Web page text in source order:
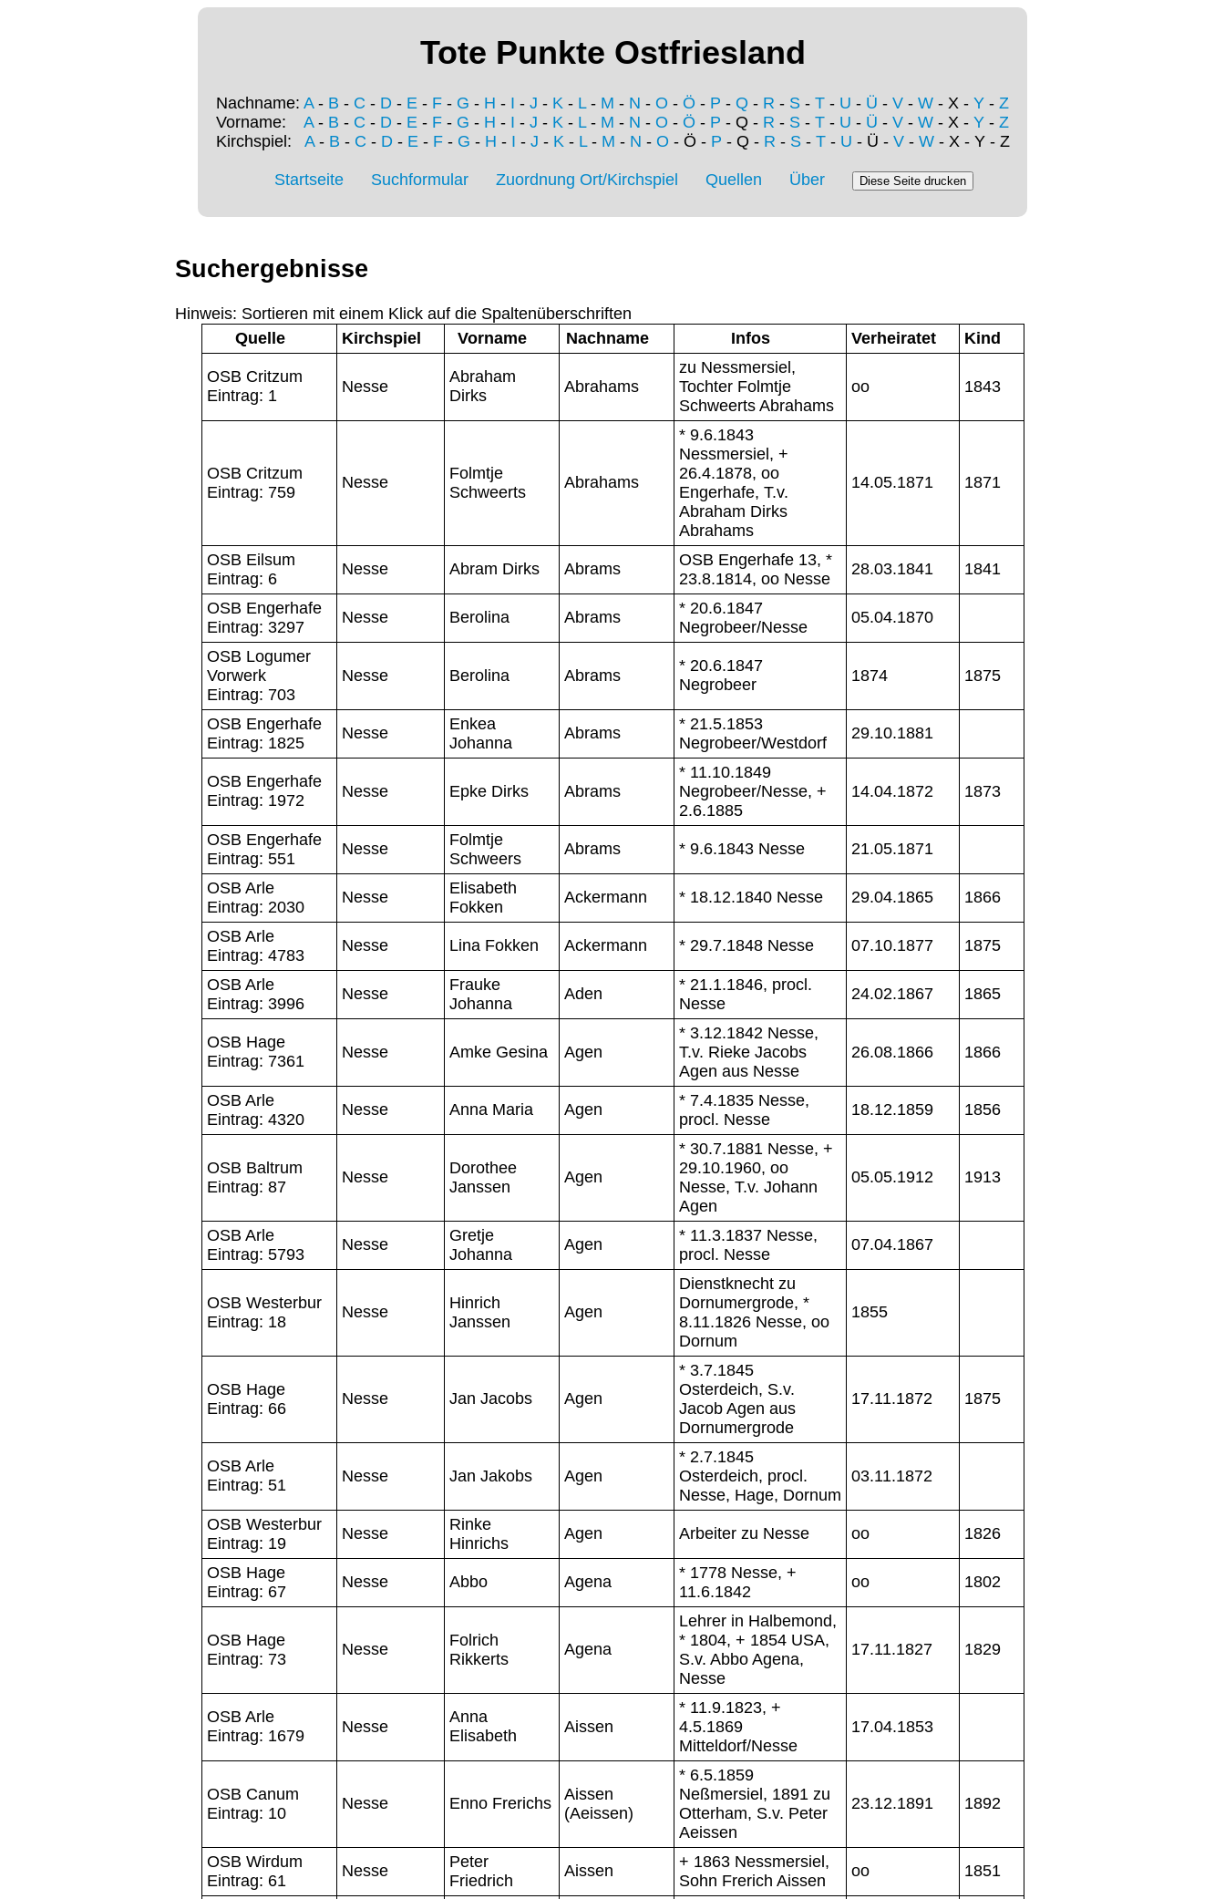
Tote Punkte Ostfriesland
Nachname: A- B - C - D - E - F - G - H - I - J - K - L- M - N - O - Ö - P - Q - R - S - T - U - Ü - V - W - X - Y - Z
Vorname: A- B - C - D - E - F - G - H - I - J - K - L- M - N - O - Ö - P - Q - R - S - T - U - Ü - V - W - X - Y - Z
Kirchspiel: A- B - C - D- E- F- G - H - I - J - K- L- M - N - O - Ö - P - Q - R - S- T- U - Ü - V- W- X - Y - Z
Startseite Suchformular Zuordnung Ort/Kirchspiel Quellen Über
Suchergebnisse
Hinweis: Sortieren mit einem Klick auf die Spaltenüberschriften
Quelle
Kirchspiel Vorname Nachname Infos Verheiratet Kind
OSB Critzum
Eintrag: 1
Nesse
Abraham
Dirks
Abrahams
zu Nessmersiel,
Tochter Folmtje
Schweerts Abrahams
oo 1843
OSB Critzum
Eintrag: 759
Nesse
Folmtje
Schweerts
Abrahams
* 9.6.1843
Nessmersiel, +
26.4.1878, oo
Engerhafe, T.v.
Abraham Dirks
Abrahams
14.05.1871 1871
OSB Eilsum
Eintrag: 6
Nesse Abram Dirks Abrams
OSB Engerhafe 13, *
23.8.1814, oo Nesse
28.03.1841 1841
OSB Engerhafe
Eintrag: 3297
Nesse Berolina Abrams
* 20.6.1847
Negrobeer/Nesse
05.04.1870
OSB Logumer
Vorwerk
Eintrag: 703
Nesse Berolina Abrams
* 20.6.1847
Negrobeer
1874 1875
OSB Engerhafe
Eintrag: 1825
Nesse
Enkea
Johanna
Abrams
* 21.5.1853
Negrobeer/Westdorf
29.10.1881
OSB Engerhafe
Eintrag: 1972
Nesse Epke Dirks Abrams
* 11.10.1849
Negrobeer/Nesse, +
2.6.1885
14.04.1872 1873
OSB Engerhafe
Eintrag: 551
Nesse
Folmtje
Schweers
Abrams * 9.6.1843 Nesse 21.05.1871
OSB Arle
Eintrag: 2030
Nesse
Elisabeth
Fokken
Ackermann * 18.12.1840 Nesse 29.04.1865 1866
OSB Arle
Eintrag: 4783
Nesse Lina Fokken Ackermann * 29.7.1848 Nesse 07.10.1877 1875
OSB Arle
Eintrag: 3996
Nesse
Frauke
Johanna
Aden
* 21.1.1846, procl.
Nesse
24.02.1867 1865
OSB Hage
Eintrag: 7361
Nesse Amke Gesina Agen
* 3.12.1842 Nesse,
T.v. Rieke Jacobs
Agen aus Nesse
26.08.1866 1866
OSB Arle
Eintrag: 4320
Nesse Anna Maria Agen
* 7.4.1835 Nesse,
procl. Nesse
18.12.1859 1856
OSB Baltrum
Eintrag: 87
Nesse
Dorothee
Janssen
Agen
* 30.7.1881 Nesse, +
29.10.1960, oo
Nesse, T.v. Johann
Agen
05.05.1912 1913
OSB Arle
Eintrag: 5793
Nesse
Gretje
Johanna
Agen
* 11.3.1837 Nesse,
procl. Nesse
07.04.1867
OSB Westerbur
Eintrag: 18
Nesse
Hinrich
Janssen
Agen
Dienstknecht zu
Dornumergrode, *
8.11.1826 Nesse, oo
Dornum
1855
OSB Hage
Eintrag: 66
Nesse Jan Jacobs Agen
* 3.7.1845
Osterdeich, S.v.
Jacob Agen aus
Dornumergrode
17.11.1872 1875
OSB Arle
Eintrag: 51
Nesse Jan Jakobs Agen
* 2.7.1845
Osterdeich, procl.
Nesse, Hage, Dornum
03.11.1872
OSB Westerbur
Eintrag: 19
Nesse
Rinke
Hinrichs
Agen Arbeiter zu Nesse oo 1826
OSB Hage
Eintrag: 67
Nesse Abbo Agena
* 1778 Nesse, +
11.6.1842
oo 1802
OSB Hage
Eintrag: 73
Nesse
Folrich
Rikkerts
Agena
Lehrer in Halbemond,
* 1804, + 1854 USA,
S.v. Abbo Agena,
Nesse
17.11.1827 1829
OSB Arle
Eintrag: 1679
Nesse
Anna
Elisabeth
Aissen
* 11.9.1823, +
4.5.1869
Mitteldorf/Nesse
17.04.1853
OSB Canum
Eintrag: 10
Nesse Enno Frerichs
Aissen
(Aeissen)
* 6.5.1859
Neßmersiel, 1891 zu
Otterham, S.v. Peter
Aeissen
23.12.1891 1892
OSB Wirdum
Eintrag: 61
Nesse
Peter
Friedrich
Aissen
+ 1863 Nessmersiel,
Sohn Frerich Aissen
oo 1851